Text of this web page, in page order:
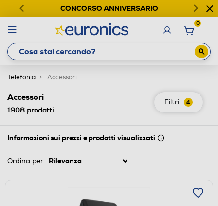
CONCORSO ANNIVERSARIO
0
Telefonia Accessori
Filtri 4
Accessori
1908 prodotti
Informazioni sui prezzi e prodotti visualizzati
Ordina per: